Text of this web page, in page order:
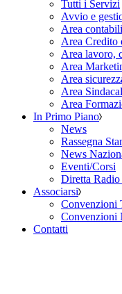
Tutti i Servizi
Avvio e
Area
Area Credito
Area lavoro,
Area
Area
Area
Area
In Primo Piano
News
Rassegna
News
Eventi/Corsi
Diretta Radio
Associarsi
Convenzioni
Convenzioni
Contatti